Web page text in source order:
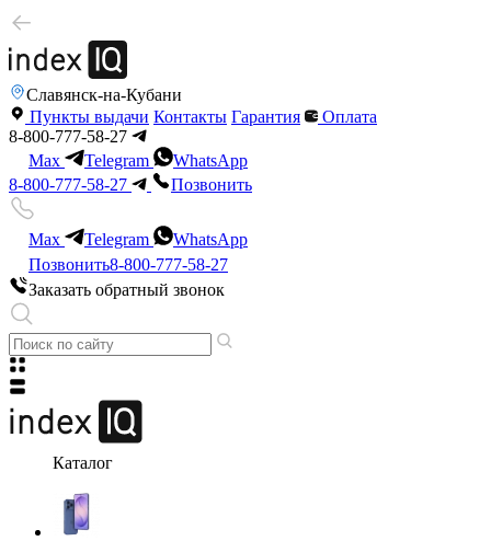
Славянск-на-Кубани
Пункты выдачи Контакты Гарантия
Оплата
8-800-777-58-27
Max
Telegram
WhatsApp
8-800-777-58-27
Позвонить
Max Telegram
WhatsApp
Позвонить8-800-777-58-27
Заказать обратный звонок
Каталог